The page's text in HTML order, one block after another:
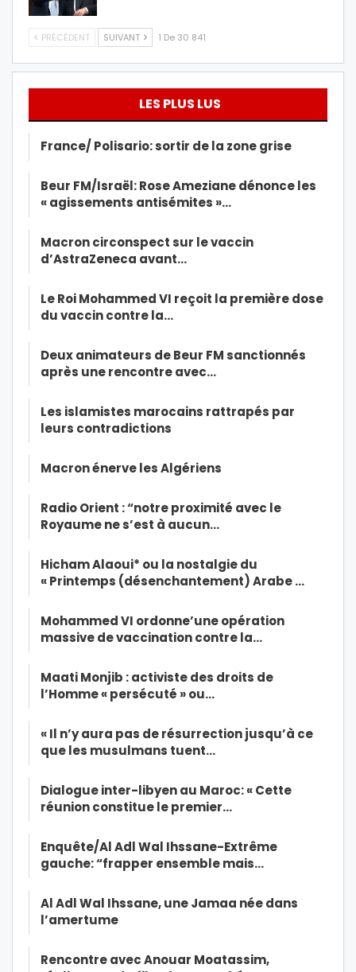
PRÉCÉDENT SUIVANT 1 De 30 841
LES PLUS LUS
France/ Polisario: sortir de la zone grise
Beur FM/Israël: Rose Ameziane dénonce les
« agissements antisémites »…
Macron circonspect sur le vaccin
d’AstraZeneca avant…
Le Roi Mohammed VI reçoit la première dose
du vaccin contre la…
Deux animateurs de Beur FM sanctionnés
après une rencontre avec…
Les islamistes marocains rattrapés par
leurs contradictions
Macron énerve les Algériens
Radio Orient : “notre proximité avec le
Royaume ne s’est à aucun…
Hicham Alaoui* ou la nostalgie du
« Printemps (désenchantement) Arabe …
Mohammed VI ordonne’une opération
massive de vaccination contre la…
Maati Monjib : activiste des droits de
l’Homme « persécuté » ou…
« Il n’y aura pas de résurrection jusqu’à ce
que les musulmans tuent…
Dialogue inter-libyen au Maroc: « Cette
réunion constitue le premier…
Enquête/Al Adl Wal Ihssane-Extrême
gauche: “frapper ensemble mais…
Al Adl Wal Ihssane, une Jamaa née dans
l’amertume
Rencontre avec Anouar Moatassim,